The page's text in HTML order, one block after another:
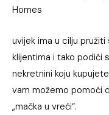
Homes
uvijek ima u cilju
klijentima i tako podići
nekretnini koju
vam možemo pomoći
„mačka u vreći“.